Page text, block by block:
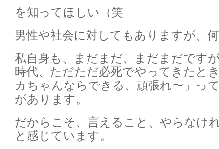
を知ってほしい（笑
男性や社会に対してもありますが、
私自身も、まだまだ、まだまだです
時代、ただただ必死でやってきたと
カちゃんならできる、頑張れ〜」っ
があります。
だからこそ、言えること、やらなけ
と感じています。